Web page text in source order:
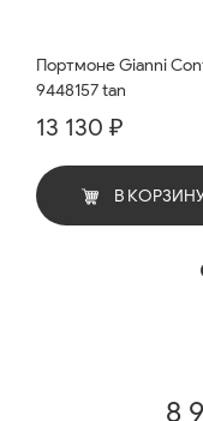
Портмоне Gianni
9448157 tan
13 130 ₽
В
8